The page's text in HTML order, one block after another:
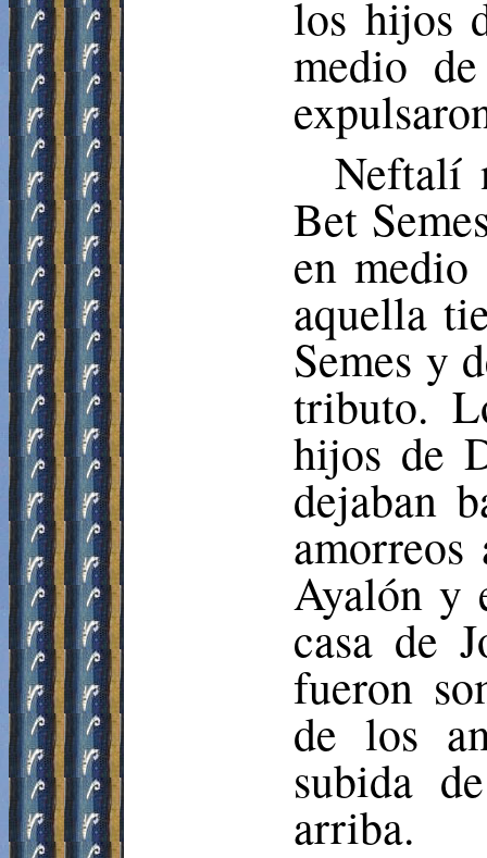
los hijos
medio
Neftalí
Bet
en medio
aquella
Semes y
tributo.
hijos de
dejaban
Ayalón y
casa de
fueron
de los
subida
arriba.